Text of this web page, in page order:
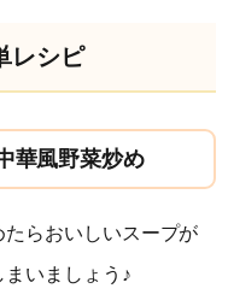
レシピ
華風野菜炒め
らおいしいスープが
いましょう♪